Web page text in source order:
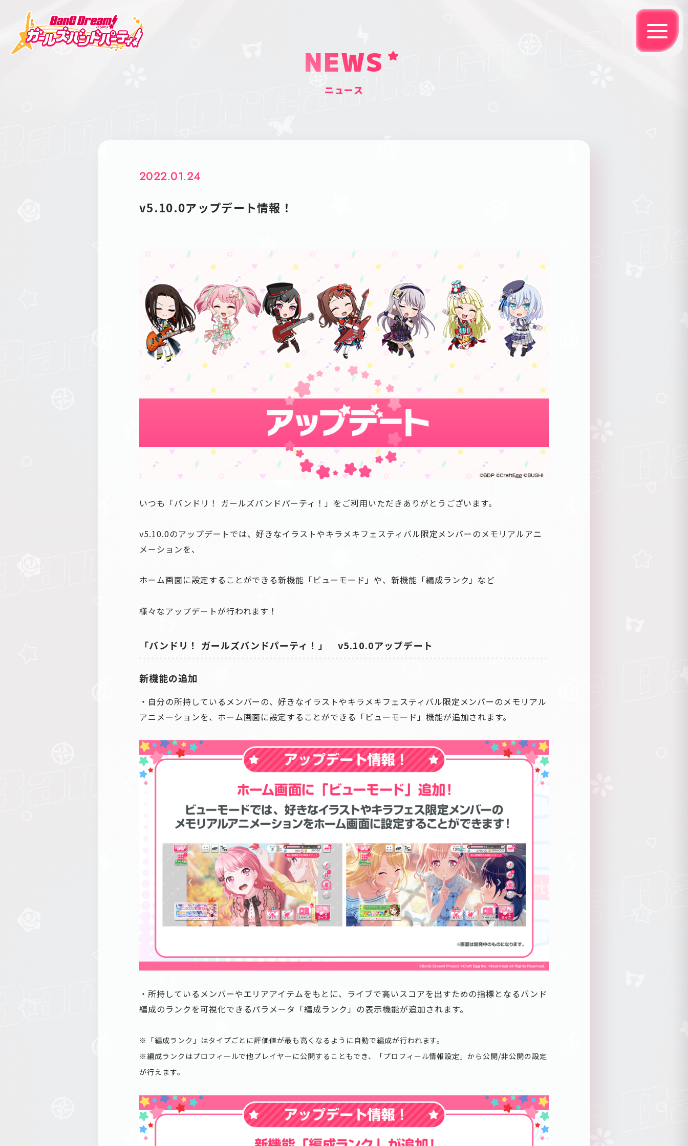
NEWS
ニュース
2022.01.24
v5.10.0アップデート情報！
いつも「バンドリ！ ガールズバンドパーティ！」をご利用いただきありがとうございます。
v5.10.0のアップデートでは、好きなイラストやキラメキフェスティバル限定メンバーのメモリアルアニ
メーションを、
ホーム画面に設定することができる新機能「ビューモード」や、新機能「編成ランク」など
様々なアップデートが行われます！
「バンドリ！ ガールズバンドパーティ！」 v5.10.0アップデート
新機能の追加
・自分の所持しているメンバーの、好きなイラストやキラメキフェスティバル限定メンバーのメモリアル
アニメーションを、ホーム画面に設定することができる「ビューモード」機能が追加されます。
・所持しているメンバーやエリアアイテムをもとに、ライブで高いスコアを出すための指標となるバンド
編成のランクを可視化できるパラメータ「編成ランク」の表示機能が追加されます。
※「編成ランク」はタイプごとに評価値が最も高くなるように自動で編成が行われます。
※編成ランクはプロフィールで他プレイヤーに公開することもでき、「プロフィール情報設定」から公開/非公開の設定
が行えます。